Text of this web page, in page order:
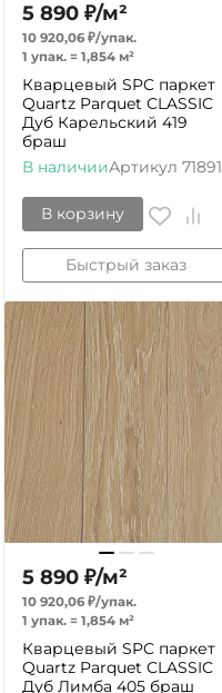
5 890 ₽/м²
10 920,06 ₽/упак.
1 упак. = 1,854 м²
Кварцевый SPC паркет
Quartz Parquet CLASSIC
Дуб Карельский 419
браш
В наличииАртикул 71891
В корзину
Быстрый заказ
5 890 ₽/м²
10 920,06 ₽/упак.
1 упак. = 1,854 м²
Кварцевый SPC паркет
Quartz Parquet CLASSIC
Дуб Лимба 405 браш